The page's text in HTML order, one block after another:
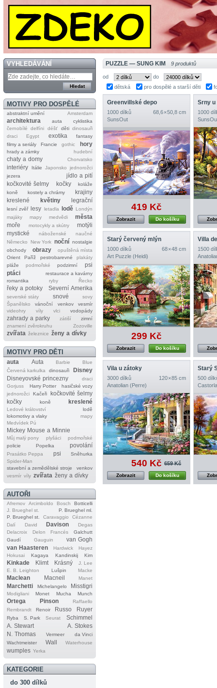
VYHLEDÁVÁNÍ
MOTIVY PRO DOSPĚLÉ
abstraktní umění Amsterdam
architektura auta
cyklistika
černobílé
delfíni déšť děti dinosauři
draci
Egypt exotika
fantasy
filmy a seriály
Francie gothic hory
hrady a zámky hudební
chaty a domy Chorvatsko
interiéry Itálie Japonsko
jednorožci
jezera
jídlo a pití
kočkovité šelmy
kočky
koláže
koně
kostely a chrámy
krajiny
kreslené
květiny legrační
lesní zvěř lesy letadla lodě Londýn
majáky
mapy medvědi
města
moře
motocykly a skútry
motýli
mystické
náboženské
naučné
Německo
New York noční nostalgie
obchody
obrazy
opuštěná místa
Orient
Paříž pestrobarevné
plakáty
pláže
podmořské podzimní
psi
ptáci
restaurace a kavárny
romantika
ryby Řecko
řeky a potoky Severní Amerika
severské státy snové
sovy
Španělsko
vánoční venkov
vesmír
videohry
víly vlci vodopády
zahrady a parky zátiší
zimní
znamení zvěrokruhu
Zozoville
zvířata železnice ženy a dívky
MOTIVY PRO DĚTI
auta Auta Barbie
Blue
Červená karkulka
dinosauři
Disney
Disneyovské princezny
draci
Gorjuss
Harry Potter
hasičské vozy
jednorožci
Kačeři
kočkovité šelmy
kočky
koně kreslené
Ledové království
lodě
lokomotivy a vlaky
mapy
Medvídek Pú
Mickey Mouse a Minnie
Můj malý pony plyšáci
podmořské
policie
Popelka povolání
Prasátko Peppa psi
Sněhurka
Spider‐Man
stavební a zemědělské stroje
venkov
vesmír víly zvířata ženy a dívky
AUTOŘI
Afremov Arcimboldo Bosch
Botticelli
J. Brueghel st.
P. Brueghel ml.
P. Brueghel st.
Caravaggio
Cézanne
Dalí
David Davison
Degas
Delacroix
Delon Francés
Galchutt
Gaudí
Gauguin
van Gogh
van Haasteren
Hardwick
Hayez
Hokusai
Kagaya Kandinskij Kim
Kinkade Klimt Krásný
J. Lee
E. B. Leighton
Lušpin Macke
Maclean Macneil Manet
Marchetti Michelangelo Misstigri
Modigliani Monet Mucha Munch
Ortega Pinson
Raffaello
Rembrandt
Renoir Russo Ruyer
Ryba S. Park Seurat
Schimmel
A. Stewart
A. Stokes
N. Thomas
Vermeer
da Vinci
Wachtmeister
Wall Waterhouse
wumples Yerka
KATEGORIE
do 300 dílků
PUZZLE — SUNG KIM 9 produktů
od
do
dětská
pro dospělé a starší děti
Greenvillské depo
1000 dílků
68,6 × 50,8 cm
SunsOut
419 Kč
Do košíku
Zobrazit
Srny u
1000
Starý červený mlýn
1000 dílků
68 × 48 cm
Art Puzzle (Heidi)
299 Kč
Do košíku
Zobrazit
Villa
1500
Vila u zátoky
3000 dílků
120 × 85 cm
Anatolian (Perre)
540 Kč 659 Kč
Do košíku
Zobrazit
Starý
500